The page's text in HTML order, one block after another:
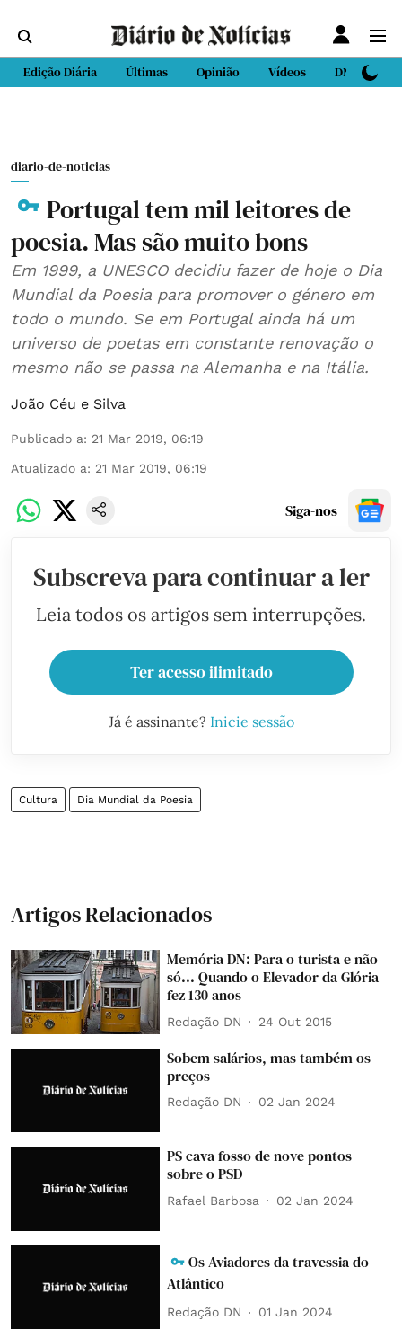
Edição Diária Últimas Opinião Vídeos DN Sport
diario-de-noticias
Portugal tem mil leitores de
poesia. Mas são muito bons
Em 1999, a UNESCO decidiu fazer de hoje o Dia
Mundial da Poesia para promover o género em
todo o mundo. Se em Portugal ainda há um
universo de poetas em constante renovação o
mesmo não se passa na Alemanha e na Itália.
João Céu e Silva
Publicado a: 21 Mar 2019, 06:19
Atualizado a: 21 Mar 2019, 06:19
Siga-nos
Subscreva para continuar a ler
Leia todos os artigos sem interrupções.
Ter acesso ilimitado
Já é assinante? Inicie sessão
Cultura Dia Mundial da Poesia
Artigos Relacionados
Memória DN: Para o turista e não
só... Quando o Elevador da Glória
fez 130 anos
Redação DN 24 Out 2015
Sobem salários, mas também os
preços
Redação DN 02 Jan 2024
PS cava fosso de nove pontos
sobre o PSD
Rafael Barbosa 02 Jan 2024
Os Aviadores da travessia do
Atlântico
Redação DN 01 Jan 2024